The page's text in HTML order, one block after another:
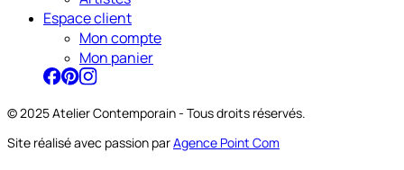
Espace client
Mon compte
Mon panier
© 2025 Atelier Contemporain - Tous droits réservés.
Site réalisé avec passion parAgence Point Com